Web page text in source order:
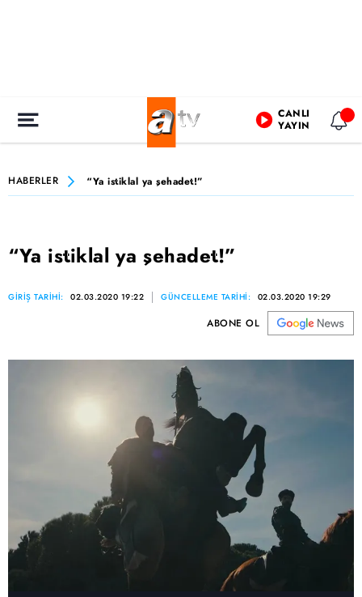
CANLI
YAYIN
HABERLER “Ya istiklal ya şehadet!”
“Ya istiklal ya şehadet!”
GİRİŞ TARİHİ: 02.03.2020 19:22 GÜNCELLEME TARİHİ: 02.03.2020 19:29
ABONE OL